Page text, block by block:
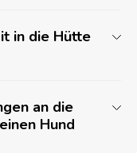
in die Hütte
an die
Hund